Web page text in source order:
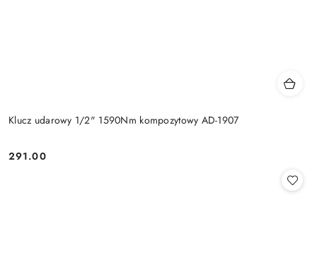
Klucz udarowy 1/2" 1590Nm kompozytowy AD-1907
Cena:
291.00